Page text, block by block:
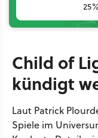
Child of
kündigt
Laut Patrick
Spiele im